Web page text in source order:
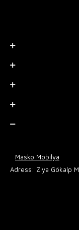
Masko Mobilya
Adress: Ziya Gökalp